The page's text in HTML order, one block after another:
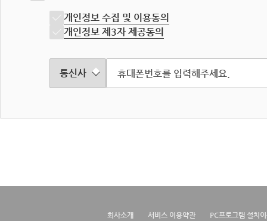
개인정보 수집 및 이용동의
개인정보 제3자 제공동의
회사소개 서비스 이용약관 PC프로그램 설치